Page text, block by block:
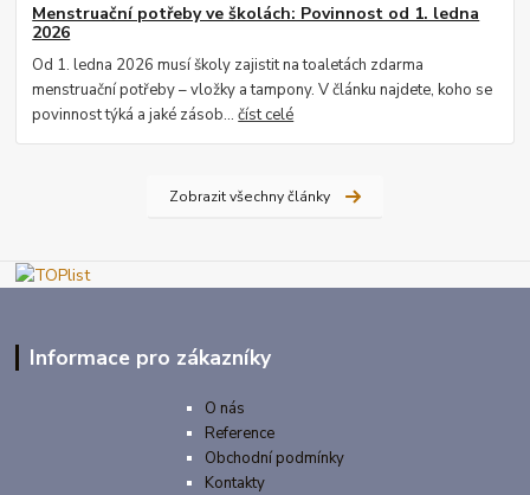
Menstruační potřeby ve školách: Povinnost od 1. ledna
2026
Od 1. ledna 2026 musí školy zajistit na toaletách zdarma
menstruační potřeby – vložky a tampony. V článku najdete, koho se
povinnost týká a jaké zásob...číst celé
Zobrazit všechny články
Informace pro zákazníky
O nás
Reference
Obchodní podmínky
Kontakty